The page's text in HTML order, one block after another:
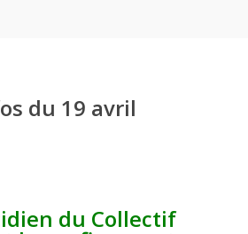
du 19 avril
du Collectif